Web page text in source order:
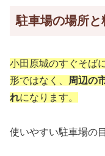
駐車場の場所と
小田原城のすぐそば
形ではなく、
周辺の
れになります。
使いやすい駐車場の